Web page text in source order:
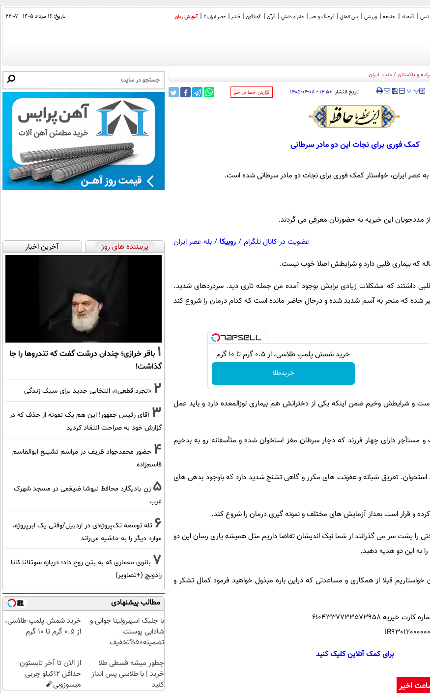
اقتصاد جامعه ورزشی بین الملل فرهنگ و هنر علم و دانش قرآن گوناگون فیلم عصر ایران 2 آموزش زبان تاریخ: ۱۶ مرداد ۱۴۰۵ - ۲۲:۰۷
و پاکستان / علت: ایران
‍‍‍ پ پ تاریخ انتشار:۱۴:۵۶ - ۰۸-۰۴-۱۴۰۵ ‌گزارش خطا در خبر
کمک فوری برای نجات این دو مادر سرطانی
عصر ایران، خواستار کمک فوری برای نجات دو مادر سرطانی شده است.
مددجویان این خیریه به حضورتان معرفی می گردند.
عضویت در کانال تلگرام / روبیکا / بله عصر ایران
که بیماری قلبی دارد و شرایطش اصلا خوب نیست.
داشتند که مشکلات زیادی برایش بوجود آمده من جمله تاری دید. سردردهای شدید.
شده که منجر به آسم شدید شده و درحال حاضر مانده است که کدام درمان را شروع کند
خرید شمش پلمپ طلاسی، از ۰.۵ گرم تا ۱۰ گرم
خریدطلا
و شرایطش وخیم ضمن اینکه یکی از دخترانش هم بیماری لوزالمعده دارد و باید عمل
دارای چهار فرزند که دچار سرطان مغز استخوان شده و متأسفانه رو به بدخیم
استخوان. تعریق شبانه و عفونت های مکرر و گاهی تشنج شدید دارد که باوجود بدهی های
و قرار است بعداز آزمایش های مختلف و نمونه گیری درمان را شروع کند.
را پشت سر می گذرانند از شما نیک اندیشان تقاضا داریم مثل همیشه یاری رسان این دو
به این دو هدیه دهید.
خواستاریم قبلا از همکاری و مساعدتی که دراین باره مبذول خواهید فرمود کمال تشکر و
برای کمک آنلاین کلیک کنید
اخیر
پربیننده های روز آخرین اخبار
1 باقر خرازی؛ چندان درشت گفت که تندروها را جا
گذاشت!
2 «تجرد قطعی»، انتخابی جدید برای سبک زندگی
3 آقای رئیس جمهور! این هم یک نمونه از حذف که در
گزارش خود به صراحت انتقاد کردید
4 حضور محمدجواد ظریف در مراسم تشییع ابوالقاسم
قاسم‌زاده
5 زنِ بادیگارد محافظ نیوشا ضیغمی در مسجد شهرک
غرب
6 تله توسعه تک‌پروژه‌ای در اردبیل/وقتی یک ابرپروژه،
موارد دیگر را به حاشیه می‌راند
7 بانوی معماری که به بتن روح داد؛ درباره سوتلانا کانا
رادویچ (+تصاویر)
مطالب پیشنهادی
با جلبک اسپیرولینا جوانی و
شادابی پوستت
تضمینه50%تخفیف
خرید شمش پلمپ طلاسی،
از ۰.۵ گرم تا ۱۰ گرم
چطور میشه قسطی طلا
خرید | با طلاسی پس انداز
کنید
از الان تا آخر تابستون
حداقل 12کیلو چربی
میسوزونی🧨